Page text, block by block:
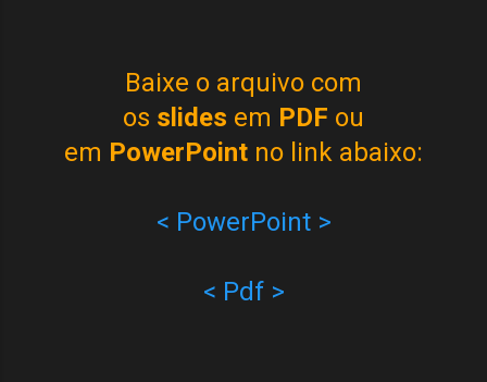
Baixe o arquivo com
os slides em PDF ou
em PowerPoint no link abaixo:
< PowerPoint >
< Pdf >